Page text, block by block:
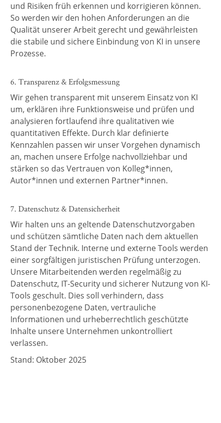
und Risiken früh erkennen und korrigieren können.
So werden wir den hohen Anforderungen an die
Qualität unserer Arbeit gerecht und gewährleisten
die stabile und sichere Einbindung von KI in unsere
Prozesse.
6. Transparenz & Erfolgsmessung
Wir gehen transparent mit unserem Einsatz von KI
um, erklären ihre Funktionsweise und prüfen und
analysieren fortlaufend ihre qualitativen wie
quantitativen Effekte. Durch klar definierte
Kennzahlen passen wir unser Vorgehen dynamisch
an, machen unsere Erfolge nachvollziehbar und
stärken so das Vertrauen von Kolleg*innen,
Autor*innen und externen Partner*innen.
7. Datenschutz & Datensicherheit
Wir halten uns an geltende Datenschutzvorgaben
und schützen sämtliche Daten nach dem aktuellen
Stand der Technik. Interne und externe Tools werden
einer sorgfältigen juristischen Prüfung unterzogen.
Unsere Mitarbeitenden werden regelmäßig zu
Datenschutz, IT-Security und sicherer Nutzung von KI-
Tools geschult. Dies soll verhindern, dass
personenbezogene Daten, vertrauliche
Informationen und urheberrechtlich geschützte
Inhalte unsere Unternehmen unkontrolliert
verlassen.
Stand: Oktober 2025